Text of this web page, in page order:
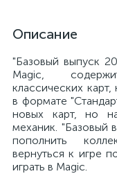
Описание
"Базовый выпуск
Magic,
классических
в формате
новых карт, но
механик. "Базовый
пополнить
вернуться к игре
играть в Magic.